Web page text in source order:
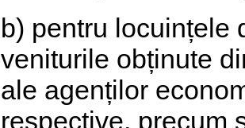
b) pentru locuințele
veniturile obținute
ale agenților
respective, precum